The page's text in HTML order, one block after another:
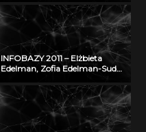
Repozytorium Cyfrowe
Instytutów Naukowych – coś
więcej niż Biblioteka Cyfrowa
INFOBAZY 2011 – Elżbieta
Edelman, Zofia Edelman-Sudoł
MORSKICH PUBLIKACJI –
realizacja, stan obecny i
przyszłość